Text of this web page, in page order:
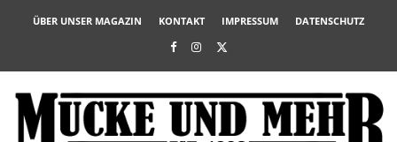
ÜBER UNSER MAGAZIN KONTAKT IMPRESSUM DATENSCHUTZ